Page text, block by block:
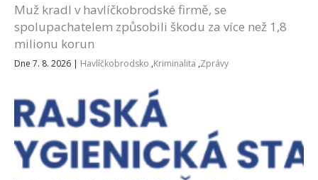
Muž kradl v havlíčkobrodské firmě, se
spolupachatelem způsobili škodu za více než 1,8
milionu korun
Dne 7. 8. 2026 | Havlíčkobrodsko ,Kriminalita ,Zprávy